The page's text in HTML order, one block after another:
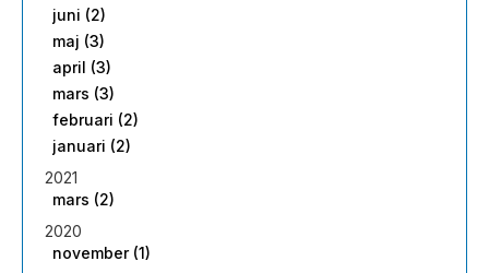
juni (2)
maj (3)
april (3)
mars (3)
februari (2)
januari (2)
2021
mars (2)
2020
november (1)